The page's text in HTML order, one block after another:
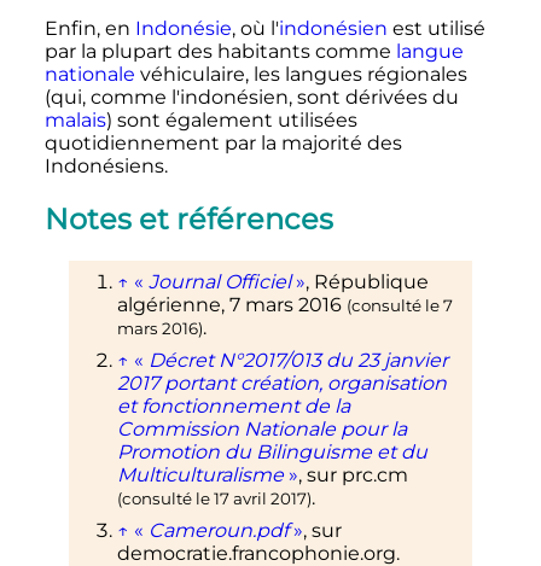
Enfin, en Indonésie, où l'indonésien est utilisé
par la plupart des habitants comme langue
nationale véhiculaire, les langues régionales
(qui, comme l'indonésien, sont dérivées du
malais) sont également utilisées
quotidiennement par la majorité des
Indonésiens.
Notes et références
↑ « Journal Officiel », République
algérienne, 7 mars 2016 (consulté le7
mars 2016).
↑ « Décret N°2017/013 du 23 janvier
2017 portant création, organisation
et fonctionnement de la
Commission Nationale pour la
Promotion du Bilinguisme et du
Multiculturalisme », sur prc.cm
(consulté le17 avril 2017).
↑ « Cameroun.pdf », sur
democratie.francophonie.org.